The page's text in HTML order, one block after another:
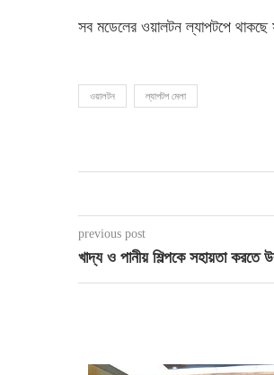
সব মডেলের ওয়ালটন ল্যাপটপে থাকছে
ওয়ালটন ল্যাপটপ মেলা
previous post
খাদ্য ও পানীয় শিল্পকে সহায়তা করতে